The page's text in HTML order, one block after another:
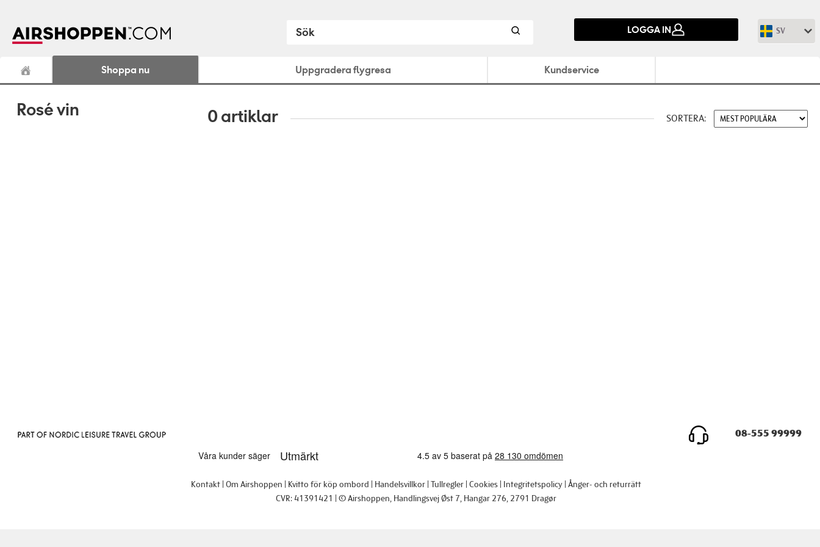
LOGGA IN SV
Shoppa nu Uppgradera flygresa Kundservice
Rosé vin 0 artiklar SORTERA:
08-555 99999
Kontakt Om Airshoppen Kvitto för köp ombord Handelsvillkor Tullregler Cookies Integritetspolicy Ånger- och returrätt
CVR: 41391421
© Airshoppen , Handlingsvej Øst 7, Hangar 276, 2791 Dragør